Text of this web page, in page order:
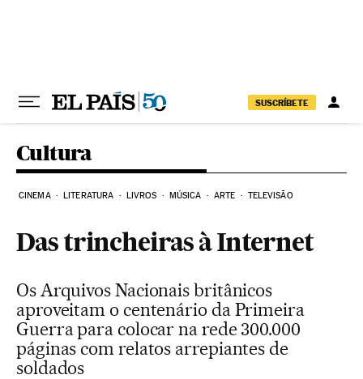
SUSCRÍBETE
Cultura
CINEMA LITERATURA LIVROS MÚSICA ARTE TELEVISÃO
Das trincheiras à Internet
Os Arquivos Nacionais britânicos
aproveitam o centenário da Primeira
Guerra para colocar na rede 300.000
páginas com relatos arrepiantes de
soldados